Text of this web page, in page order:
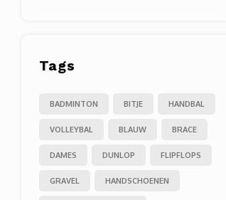
Tags
BADMINTON BITJE HANDBAL
VOLLEYBAL BLAUW BRACE
DAMES DUNLOP FLIPFLOPS
GRAVEL HANDSCHOENEN